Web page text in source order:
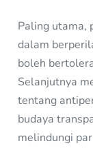
Paling utama,
dalam
boleh
Selanjutnya
tentang
budaya
melindungi